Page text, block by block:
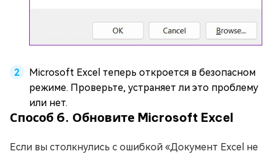
Microsoft Excel теперь откроется в безопасном
режиме. Проверьте, устраняет ли это проблему
или нет.
Способ 6. Обновите Microsoft Excel
Если вы столкнулись с ошибкой «Документ Excel не